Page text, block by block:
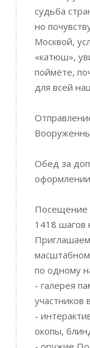
судьба
но
Москвой,
«катюш»,
поймёте,
для всей
Обед за
Посещение
1418 шагов
по одному
- галерея
участников
-
окопы,